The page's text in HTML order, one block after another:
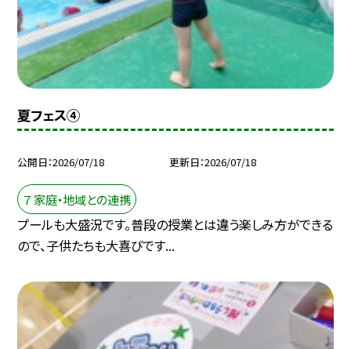
夏フェス④
公開日 2026/07/18 更新日 2026/07/18
７ 家庭・地域との連携
プールも大盛況です。普段の授業とは違う楽しみ方ができる
ので、子供たちも大喜びです...